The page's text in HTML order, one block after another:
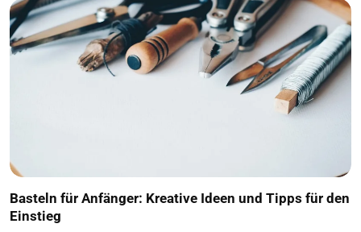
Basteln für Anfänger: Kreative Ideen und Tipps für den
Einstieg